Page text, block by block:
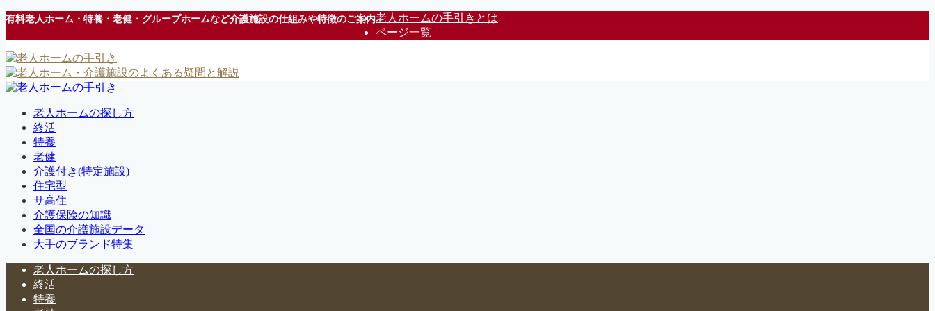
有料老人ホーム・特養・老健・グループホームなど介護施設の仕組みや特徴のご案内老人ホームの手引きとは
ページ一覧
老人ホームの探し方
終活
特養
老健
介護付き(特定施設)
住宅型
サ高住
介護保険の知識
全国の介護施設データ
大手のブランド特集
老人ホームの探し方
終活
特養